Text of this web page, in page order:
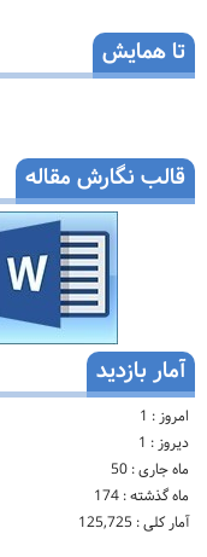
تا همایش
قالب نگارش مقاله
آمار بازدید
امروز : 1
دیروز : 1
ماه جاری : 50
ماه گذشته : 174
آمار کلی : 125,725